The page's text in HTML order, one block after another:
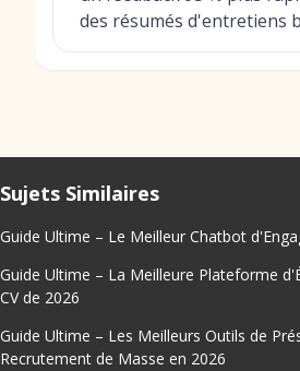
des résumés d'entretiens
Sujets Similaires
Guide Ultime – Le Meilleur Chatbot
Guide Ultime – La Meilleure Plateforme
CV de 2026
Guide Ultime – Les Meilleurs Outils de
Recrutement de Masse en 2026